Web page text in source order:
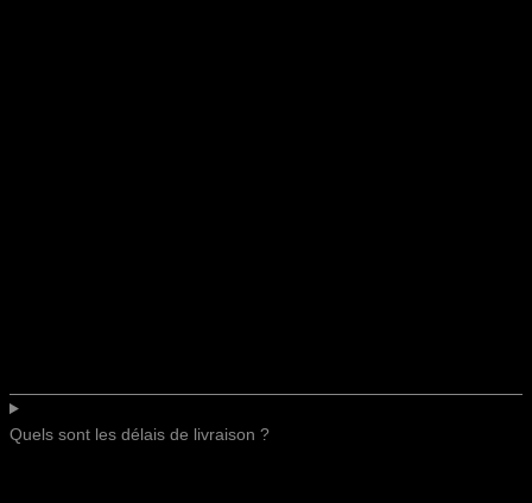
Quels sont les délais de livraison ?